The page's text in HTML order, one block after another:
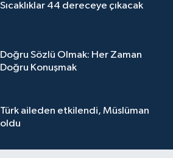
Sıcaklıklar 44 dereceye çıkacak
Doğru Sözlü Olmak: Her Zaman
Doğru Konuşmak
Türk aileden etkilendi, Müslüman
oldu